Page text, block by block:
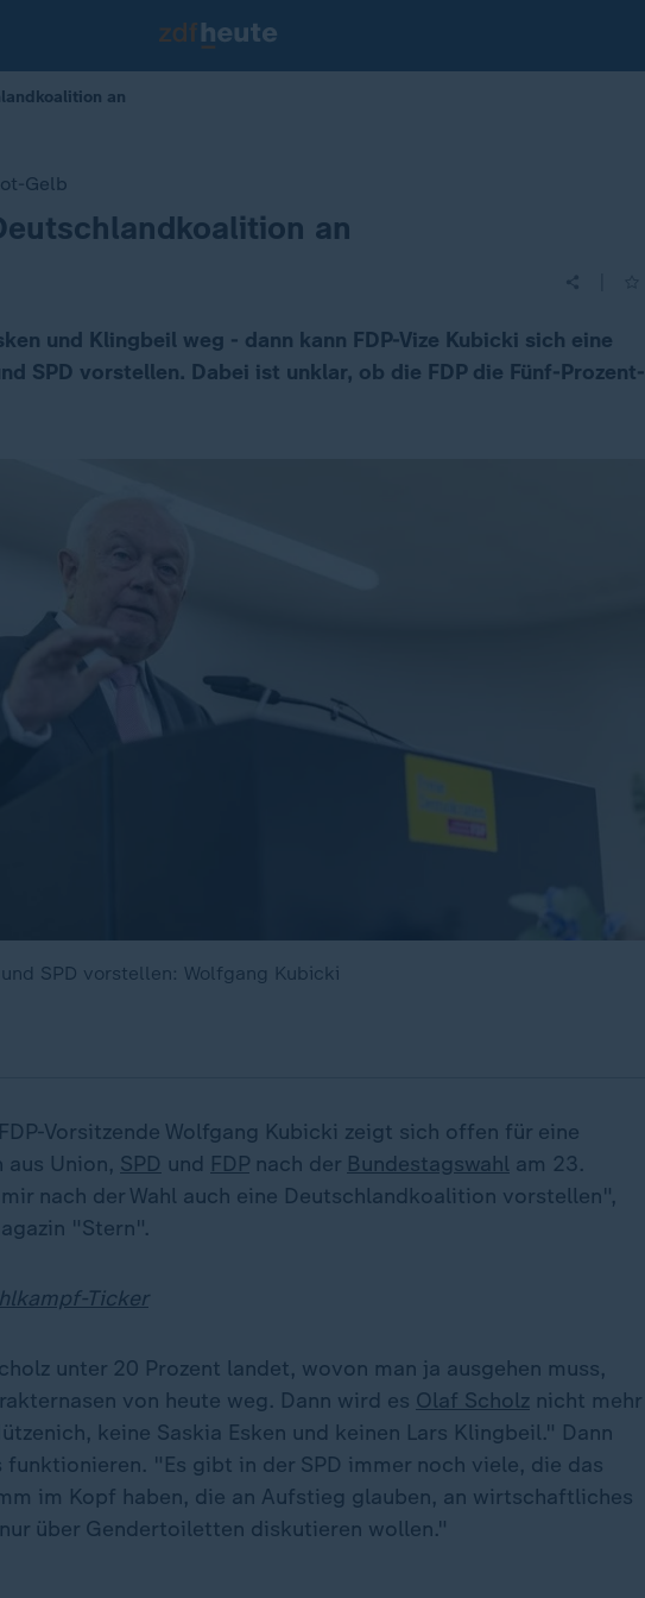
an
Gelb
an
und Klingbeil weg - dann kann FDP-Vize Kubicki sich eine
SPD vorstellen. Dabei ist unklar, ob die FDP die Fünf-Prozent-
SPD vorstellen: Wolfgang Kubicki
Vorsitzende Wolfgang Kubicki zeigt sich offen für eine
Union, SPD und FDP nach der Bundestagswahl am 23.
nach der Wahl auch eine Deutschlandkoalition vorstellen",
"Stern".
Ticker
unter 20 Prozent landet, wovon man ja ausgehen muss,
von heute weg. Dann wird es Olaf Scholz nicht mehr
keine Saskia Esken und keinen Lars Klingbeil." Dann
funktionieren. "Es gibt in der SPD immer noch viele, die das
im Kopf haben, die an Aufstieg glauben, an wirtschaftliches
über Gendertoiletten diskutieren wollen."